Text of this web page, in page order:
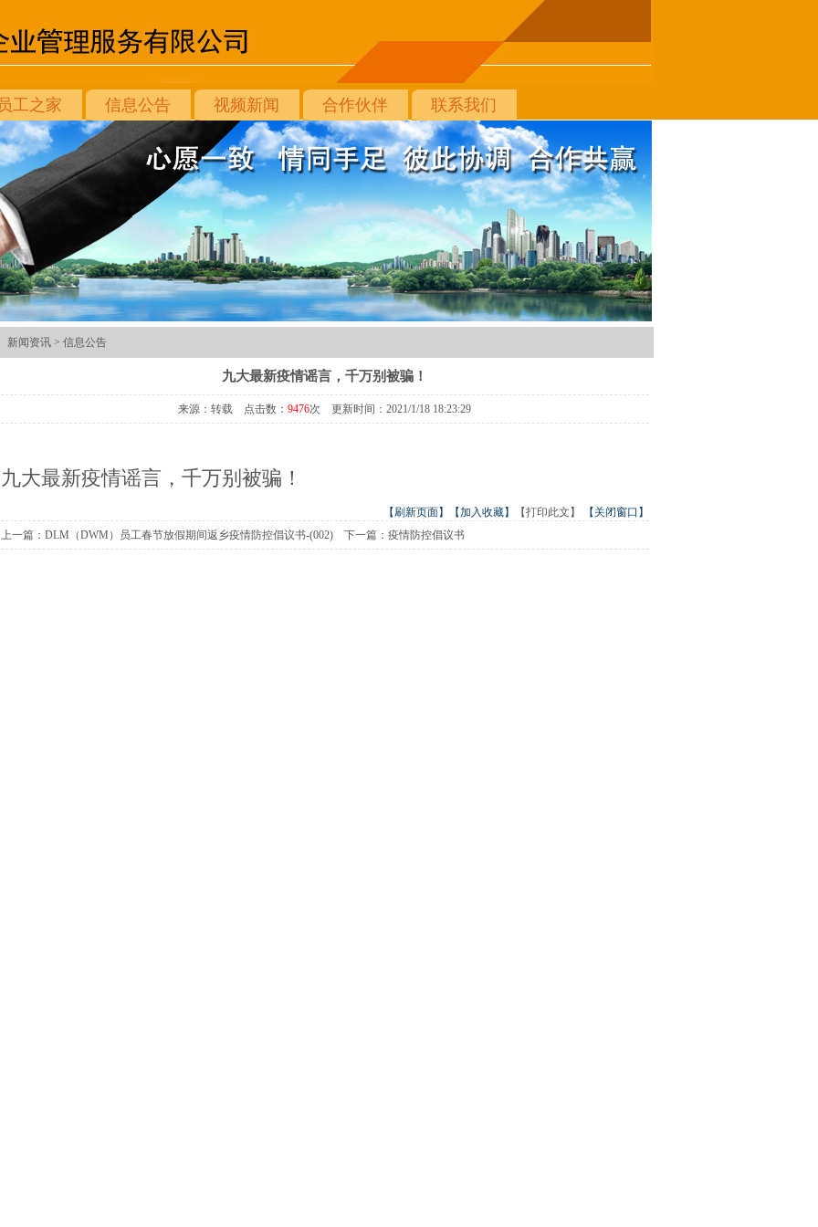
工之家 信息公告 视频新闻 合作伙伴 联系我们
闻资讯 > 信息公告
九大最新疫情谣言，千万别被骗！
来源：转载 点击数： 9476次 更新时间：2021/1/18 18:23:29
九大最新疫情谣言，千万别被骗！
【刷新页面】 【加入收藏】 【打印此文】
【关闭窗口】
上一篇： DLM（DWM）员工春节放假期间返乡疫情防控倡议书-(002)下一篇： 疫情防控倡议书